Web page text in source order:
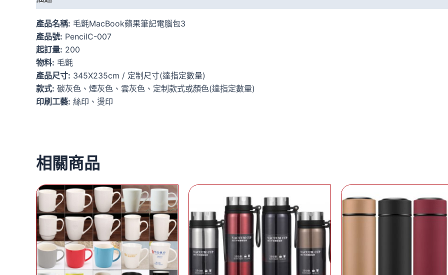
產品名稱: 毛氈MacBook蘋果筆記電腦包3
產品號: PencilC-007
起訂量: 200
物料: 毛氈
產品尺寸: 345X235cm / 定制尺寸(達指定數量)
款式: 碳灰色、煙灰色、雲灰色、定制款式或顏色(達指定數量)
印刷工藝: 絲印、燙印
相關商品